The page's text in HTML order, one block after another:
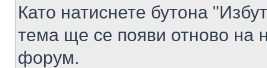
Като натиснете бутона
тема ще се появи отново на
форум.